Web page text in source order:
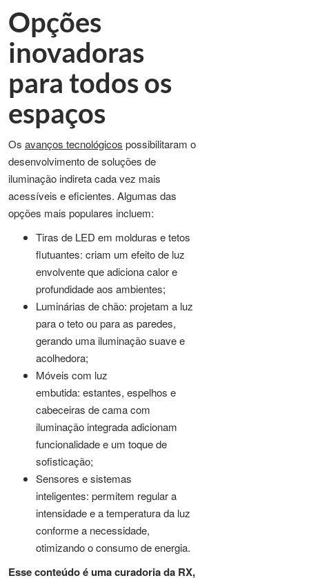
Opções
inovadoras
para todos os
espaços
Os avanços tecnológicos possibilitaram o
desenvolvimento de soluções de
iluminação indireta cada vez mais
acessíveis e eficientes. Algumas das
opções mais populares incluem:
Tiras de LED em molduras e tetos
flutuantes: criam um efeito de luz
envolvente que adiciona calor e
profundidade aos ambientes;
Luminárias de chão: projetam a luz
para o teto ou para as paredes,
gerando uma iluminação suave e
acolhedora;
Móveis com luz
embutida: estantes, espelhos e
cabeceiras de cama com
iluminação integrada adicionam
funcionalidade e um toque de
sofisticação;
Sensores e sistemas
inteligentes: permitem regular a
intensidade e a temperatura da luz
conforme a necessidade,
otimizando o consumo de energia.
Esse conteúdo é uma curadoria da RX,